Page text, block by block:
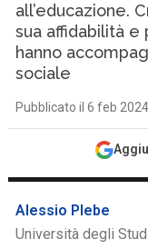
all’educazione.
sua affidabilità
hanno
sociale
Pubblicato il 6 feb 2024
Alessio Plebe
Università degli